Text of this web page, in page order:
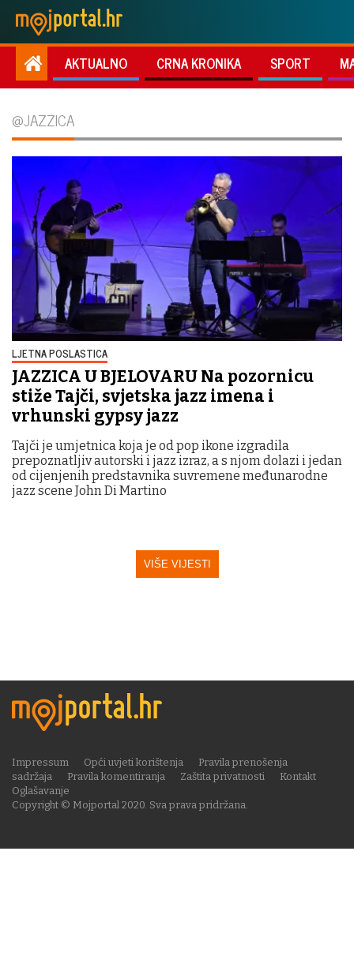
AKTUALNO CRNA KRONIKA SPORT
@JAZZICA
LJETNA POSLASTICA
JAZZICA U BJELOVARU Na pozornicu
stiže Tajči, svjetska jazz imena i
vrhunski gypsy jazz
Tajči je umjetnica koja je od pop ikone izgradila
prepoznatljiv autorski i jazz izraz, a s njom dolazi i jedan
od cijenjenih predstavnika suvremene međunarodne
jazz scene John Di Martino
VIŠE VIJESTI
Copyright © Mojportal 2020. Sva prava pridržana.
Impressum Opći uvjeti korištenja
Pravila prenošenja
sadržaja
Pravila komentiranja Zaštita privatnosti
Kontakt
Oglašavanje